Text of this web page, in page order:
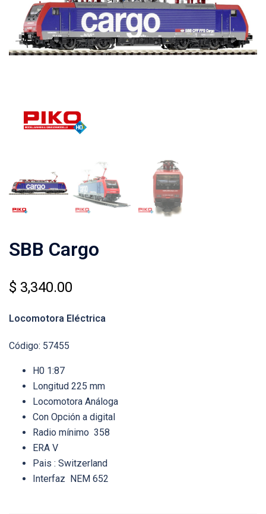
SBB Cargo
$ 3,340.00
Locomotora Eléctrica
Código: 57455
H0 1:87
Longitud 225 mm
Locomotora Análoga
Con Opción a digital
Radio mínimo 358
ERA V
Pais : Switzerland
Interfaz NEM 652